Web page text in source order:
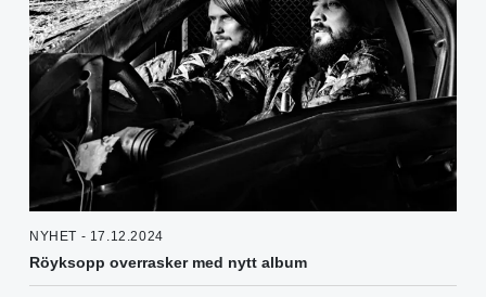
NYHET - 17.12.2024
Röyksopp overrasker med nytt album